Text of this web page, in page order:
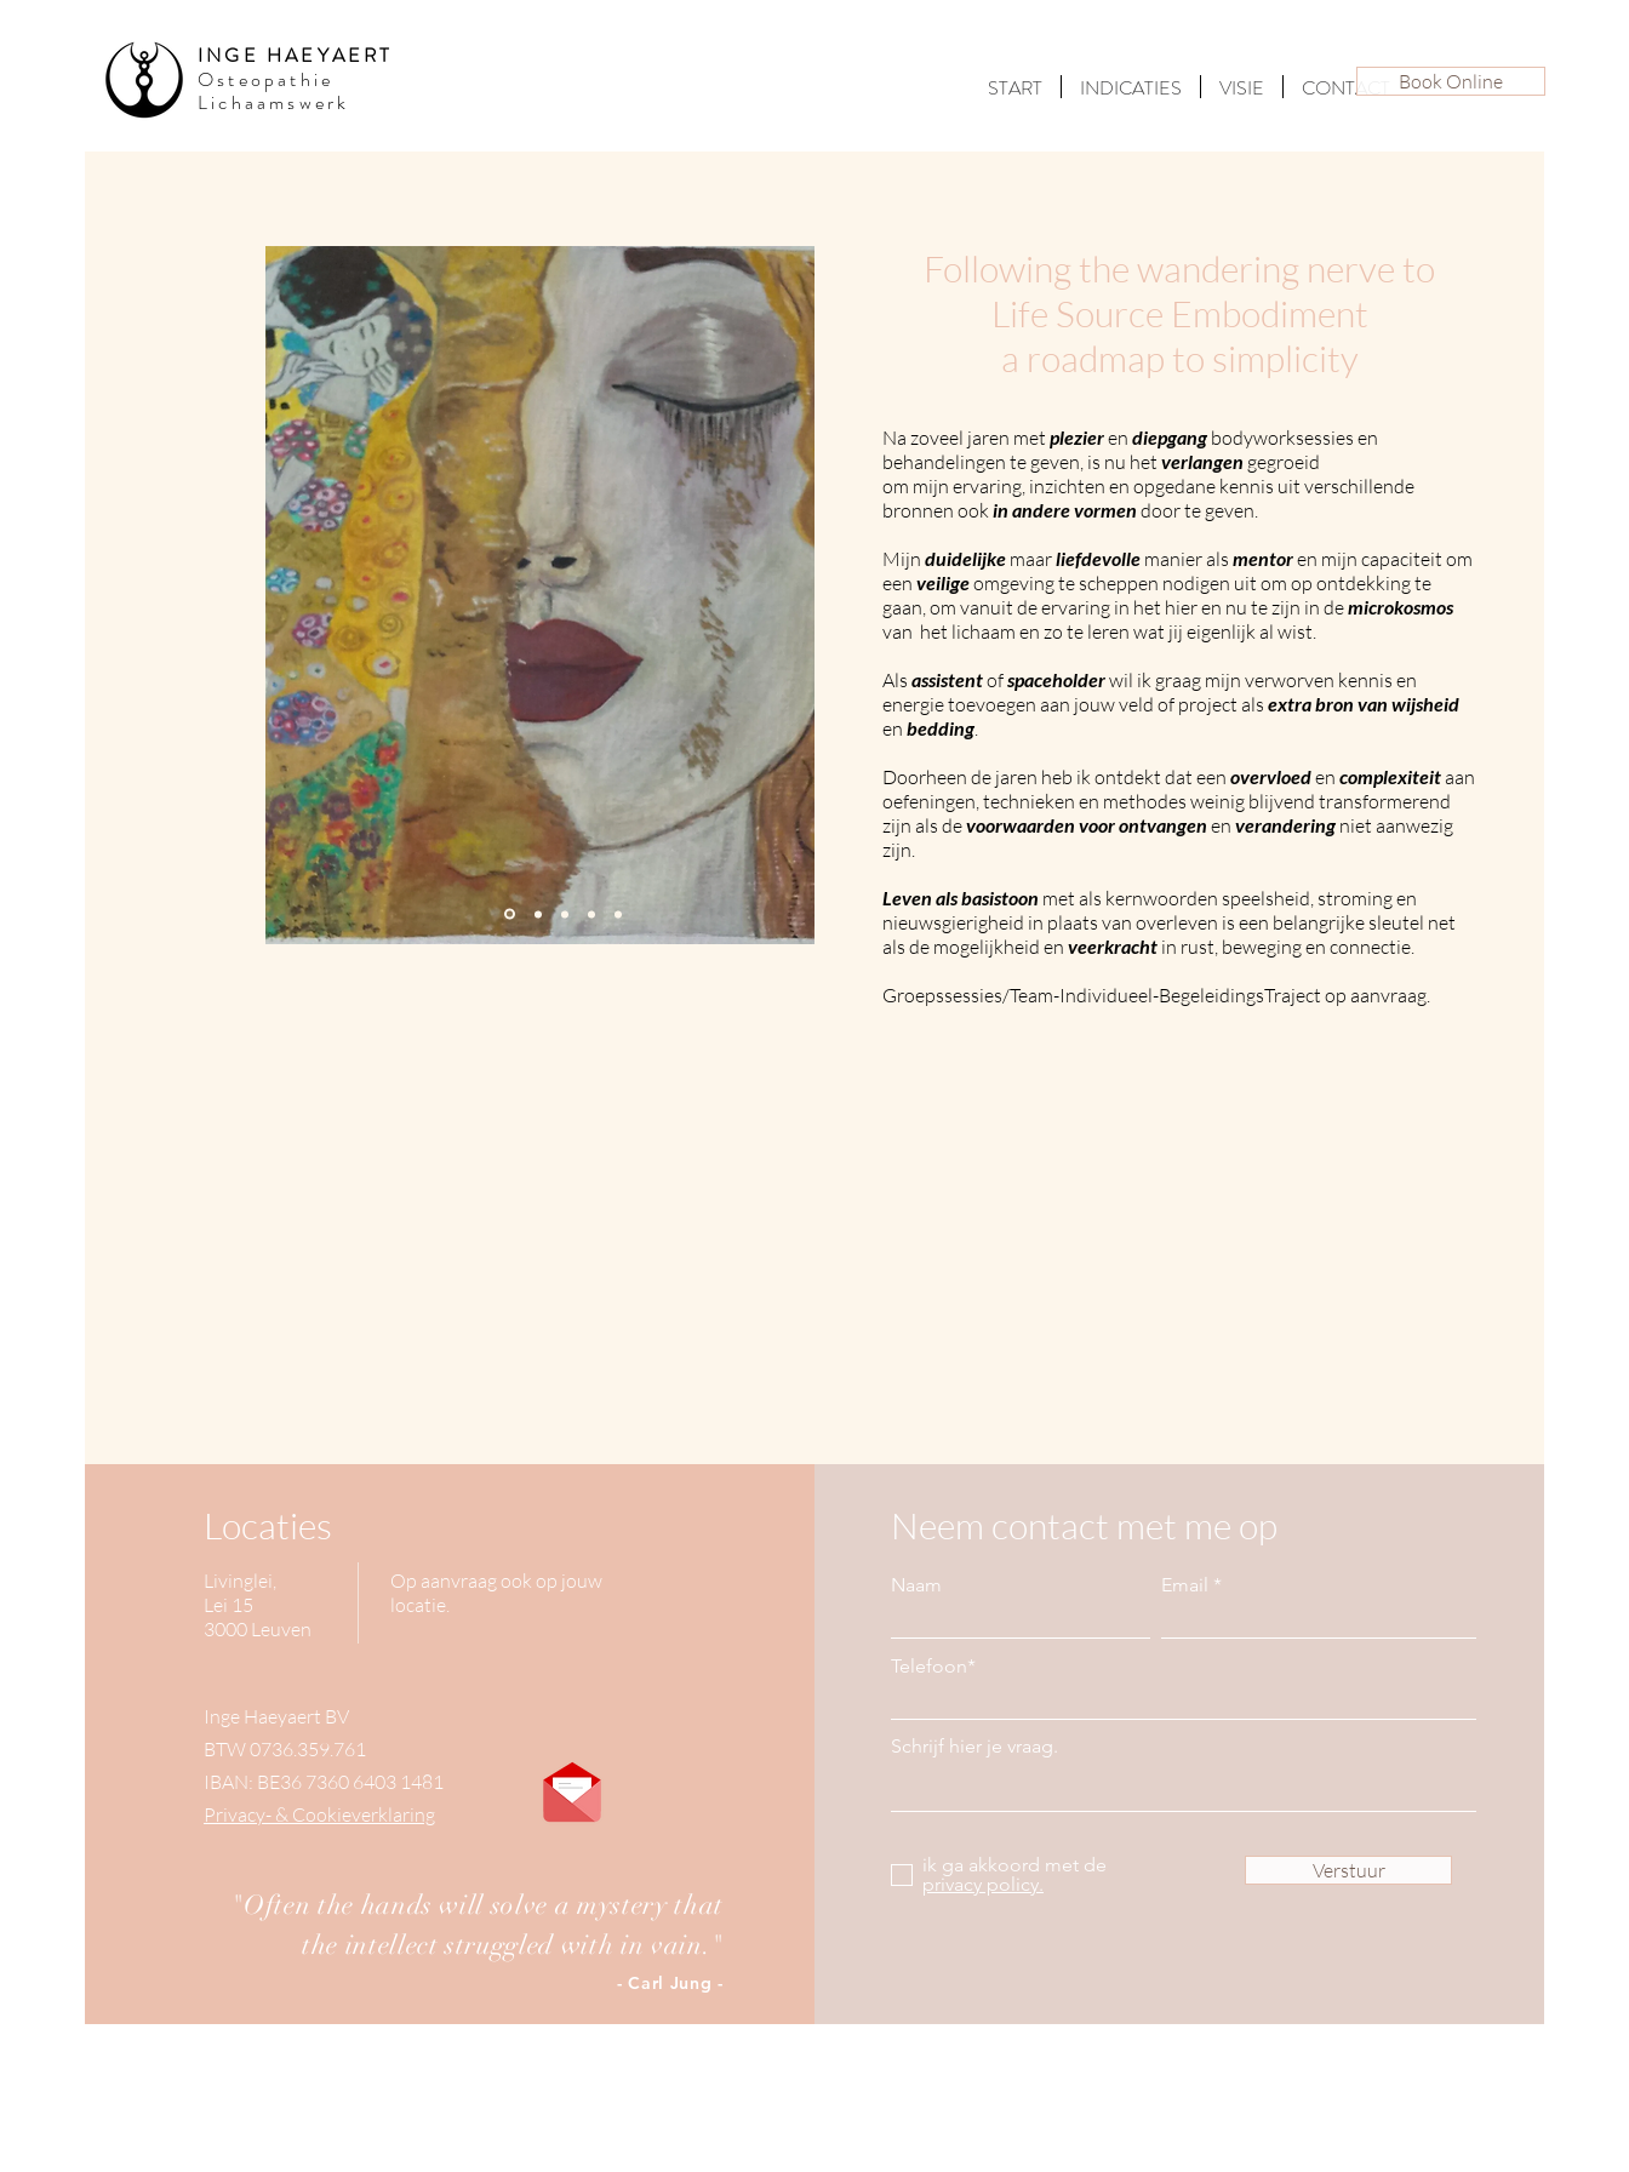
INGE HAEYAERT
Osteopathie
Lichaamswerk
Book Online
START INDICATIES VISIE CONTACT
Following the wandering nerve to
Life Source Embodiment
a roadmap to simplicity
Na zoveel jaren met plezieren diepgang bodyworksessies en
behandelingen te geven, is nu het verlangen gegroeid
om mijn ervaring, inzichten en opgedane kennis uit verschillende
bronnen ookin andere vormen door te geven.
Mijn duidelijke maarliefdevolle manier als mentoren mijn capaciteit om
een veiligeomgeving te scheppen nodigen uit om op ontdekking te
gaan, om vanuit de ervaring in het hier en nu te zijn in demicrokosmos
van het lichaam en zo te leren wat jij eigenlijk al wist.
Als assistentofspaceholderwil ik graag mijn verworven kennis en
energie toevoegen aan jouw veld of project als extrabron van wijsheid
en bedding.
Doorheen de jaren heb ik ontdekt dat een overvloeden complexiteitaan
oefeningen, technieken en methodes weinig blijvend transformerend
zijn als devoorwaarden voor ontvangen en verandering niet aanwezig
zijn.
Leven alsbasistoon met als kernwoorden speelsheid, stroming en
nieuwsgierigheid in plaats van overleven is een belangrijke sleutel net
als de mogelijkheid en veerkracht in rust, beweging en connectie.
Groepssessies/Team-Individueel-BegeleidingsTraject op aanvraag.
Locaties
Livinglei,
Lei 15
3000 Leuven
Op aanvraag ook op jouw
locatie.
Inge Haeyaert BV
BTW 0736.359.761
IBAN: BE36 7360 6403 1481
Privacy- & Cookieverklaring
"Often the hands will solve a mystery that
the intellect struggled with in vain."
- Carl Jung -
Neem contact met me op
Naam Email
Telefoon*
Schrijf hier je vraag.
ik ga akkoord met de
privacy policy.
Verstuur